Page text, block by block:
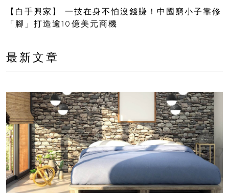
【白手興家】 一技在身不怕沒錢賺！中國窮小子靠修
「腳」打造逾10億美元商機
最新文章